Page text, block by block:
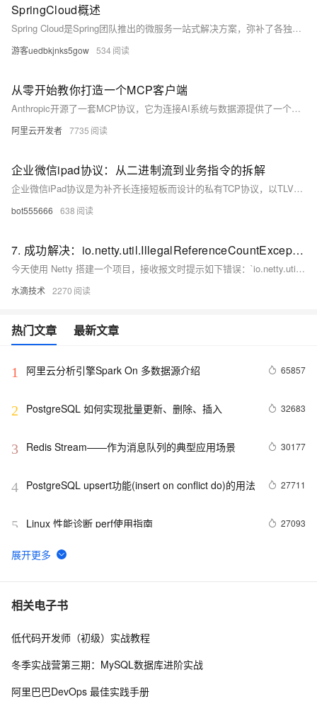
SpringCloud概述
Spring Cloud是Spring团队推出的微服务一站式解决方案，弥补了各独立组件（如Nacos、RabbitMQ等）缺乏统一架构的不足。其特点为约定优于配置、组件丰富、开箱即用，支持云原生。版本以伦敦地铁站命名，避免与子项目冲突。Spring Cloud Alibaba由阿里贡献，集成Nacos、Sentinel、Seata等成熟组件，因Netflix套件停更，现成为主流选择，功能更完整且经大规模验证，是当前微服务架构的优选技术栈。
游客uedbkjnks5gow 534
从零开始教你打造一个MCP客户端
Anthropic开源了一套MCP协议，它为连接AI系统与数据源提供了一个通用的、开放的标准，用单一协议取代了碎片化的集成方式。本文教你从零打造一个MCP客户端。
阿里云开发者 7735
企业微信ipad协议：从二进制流到业务指令的拆解
企业微信iPad协议是为补齐长连接短板而设计的私有TCP协议，以TLV二进制格式实现高效通信，结合ECDH+Chacha20点对点加密与双ticket登录机制，在保障安全的同时提升移动端性能与推送实时性。
bot555666 638
7. 成功解决：io.netty.util.IllegalReferenceCountException: refCnt: 0, decrement: 1
今天使用 Netty 搭建一个项目，接收报文时提示如下错误：`io.netty.util.IllegalReferenceCountException: refCnt: 0, decrement: 1`
水滴技术 2270
热门文章 最新文章
1 阿里云分析引擎Spark On 多数据源介绍 65857
2 PostgreSQL 如何实现批量更新、删除、插入 32683
3 Redis Stream——作为消息队列的典型应用场景 30177
4 PostgreSQL upsert功能(insert on conflict do)的用法 27711
5 Linux 性能诊断 perf使用指南 27093
6 PostgreSQL 如何潇洒的处理每天上百TB的数据增量
7 Jedis常见异常汇总
8 PostgreSQL 触发器用法详解 - 1
相关电子书
低代码开发师（初级）实战教程
冬季实战营第三期：MySQL数据库进阶实战
阿里巴巴DevOps 最佳实践手册